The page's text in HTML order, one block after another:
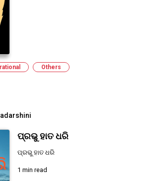
Others
ପ୍ରଭୁ ହାତ ଧରି
ପ୍ରଭୁ ହାତ ଧରି
1 min read